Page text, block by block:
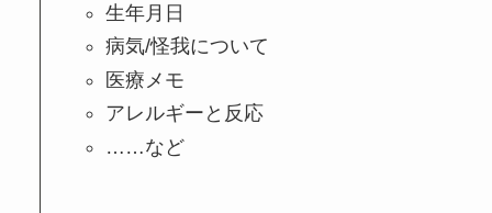
生年月日
病気/怪我について
医療メモ
アレルギーと反応
……など